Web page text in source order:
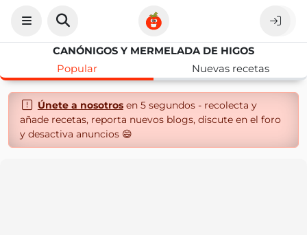
CANÓNIGOS Y MERMELADA DE HIGOS
Popular
Nuevas recetas
Únete a nosotrosen 5 segundos - recolecta y
añade recetas, reporta nuevos blogs, discute en el foro
y desactiva anuncios 😄